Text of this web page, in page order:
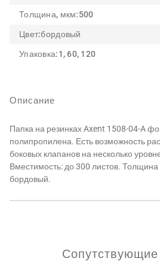
Толщина, мкм:500
Цвет:бордовый
Упаковка:1, 60, 120
Описание
Папка на резинках Axent 1508-04-A
полипропилена. Есть возможность
боковых клапанов на несколько
Вместимость: до 300 листов.
бордовый.